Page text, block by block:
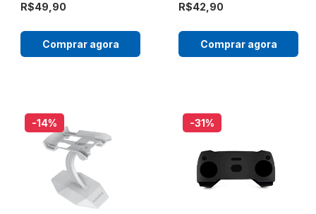
R$49,90
Comprar agora
R$42,90
Comprar agora
-14% -31%